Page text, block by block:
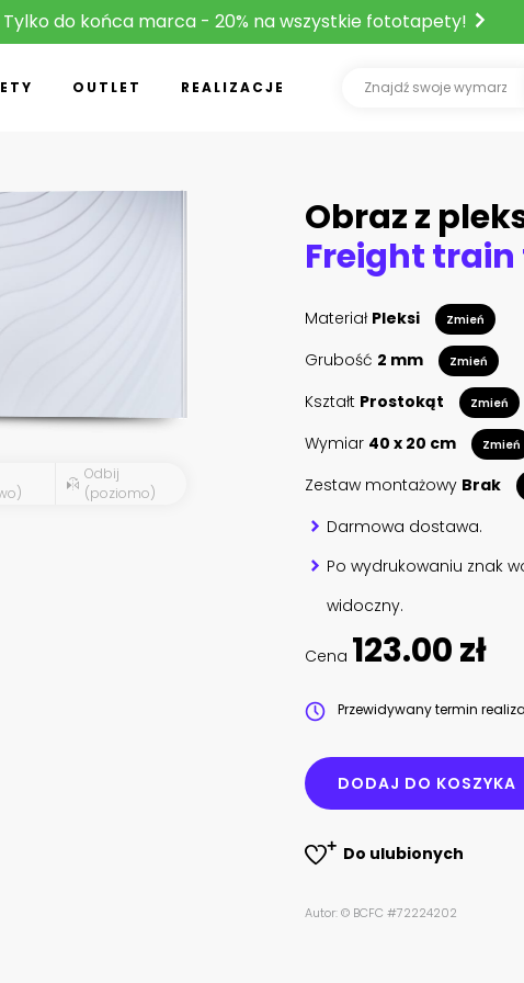
Tylko do końca marca - 20% na wszystkie fototapety!
OUTLET REALIZACJE
Odbij
(poziomo)
Obraz z
Materiał Pleksi Zmień
Grubość 2 mm Zmień
Kształt Prostokąt Zmień
Wymiar 40 x 20 cm Zmień
Zestaw montażowy Brak
Darmowa dostawa.
Po wydrukowaniu znak
widoczny.
Cena 123.00 zł
Przewidywany termin
DODAJ DO KOSZYKA
Do ulubionych
Autor: © BCFC #72224202